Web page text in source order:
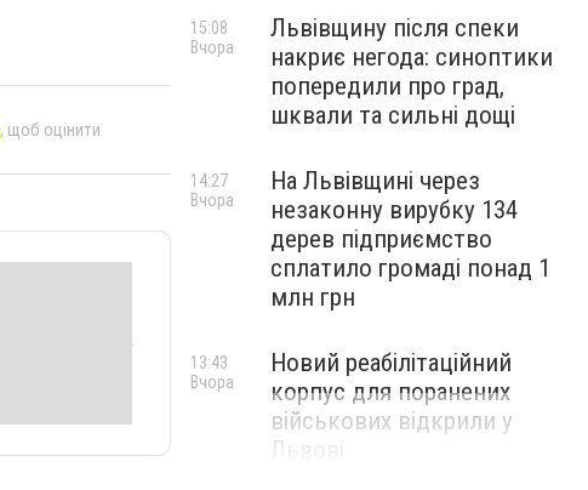
, щоб оцінити
Львівщину після спеки
накриє негода: синоптики
попередили про град,
шквали та сильні дощі
15:08
Вчора
На Львівщині через
незаконну вирубку 134
дерев підприємство
сплатило громаді понад 1
млн грн
14:27
Вчора
Новий реабілітаційний
корпус для поранених
військових відкрили у
Львові
13:43
Вчора